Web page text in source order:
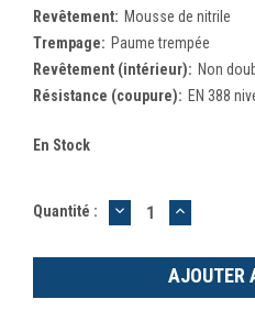
Revêtement: Mousse de nitrile
Trempage: Paume trempée
Revêtement (intérieur): Non
Résistance (coupure): EN 388
En Stock
Quantité : DIMINUER
LA
:
LA
: